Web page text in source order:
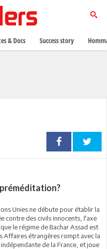
Unies ne débute pour établir la
contre des civils innocents, l'axe
le régime de Bachar Assad est
Affaires étrangères rompt avec la
de la France, et joue
& Docs Success story